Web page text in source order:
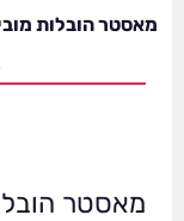
מאסטר הובלות
מאסטר